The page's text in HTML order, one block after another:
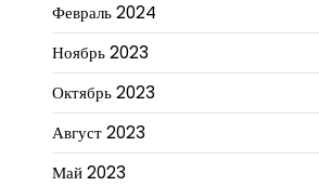
Февраль 2024
Ноябрь 2023
Октябрь 2023
Август 2023
Май 2023